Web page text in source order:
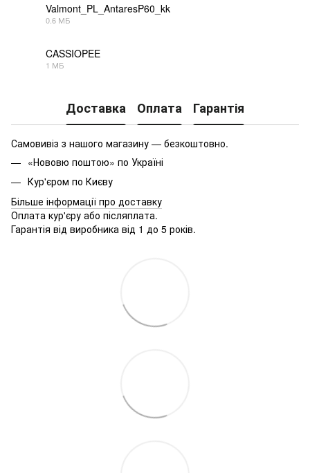
Valmont_PL_AntaresP60_kk
0.6 МБ
CASSIOPEE
1 МБ
Доставка Оплата Гарантія
Самовивіз з нашого магазину — безкоштовно.
«Нововю поштою» по Україні
Кур'єром по Києву
Більше інформації про доставку
Оплата кур'єру або післяплата.
Гарантія від виробника від 1 до 5 років.